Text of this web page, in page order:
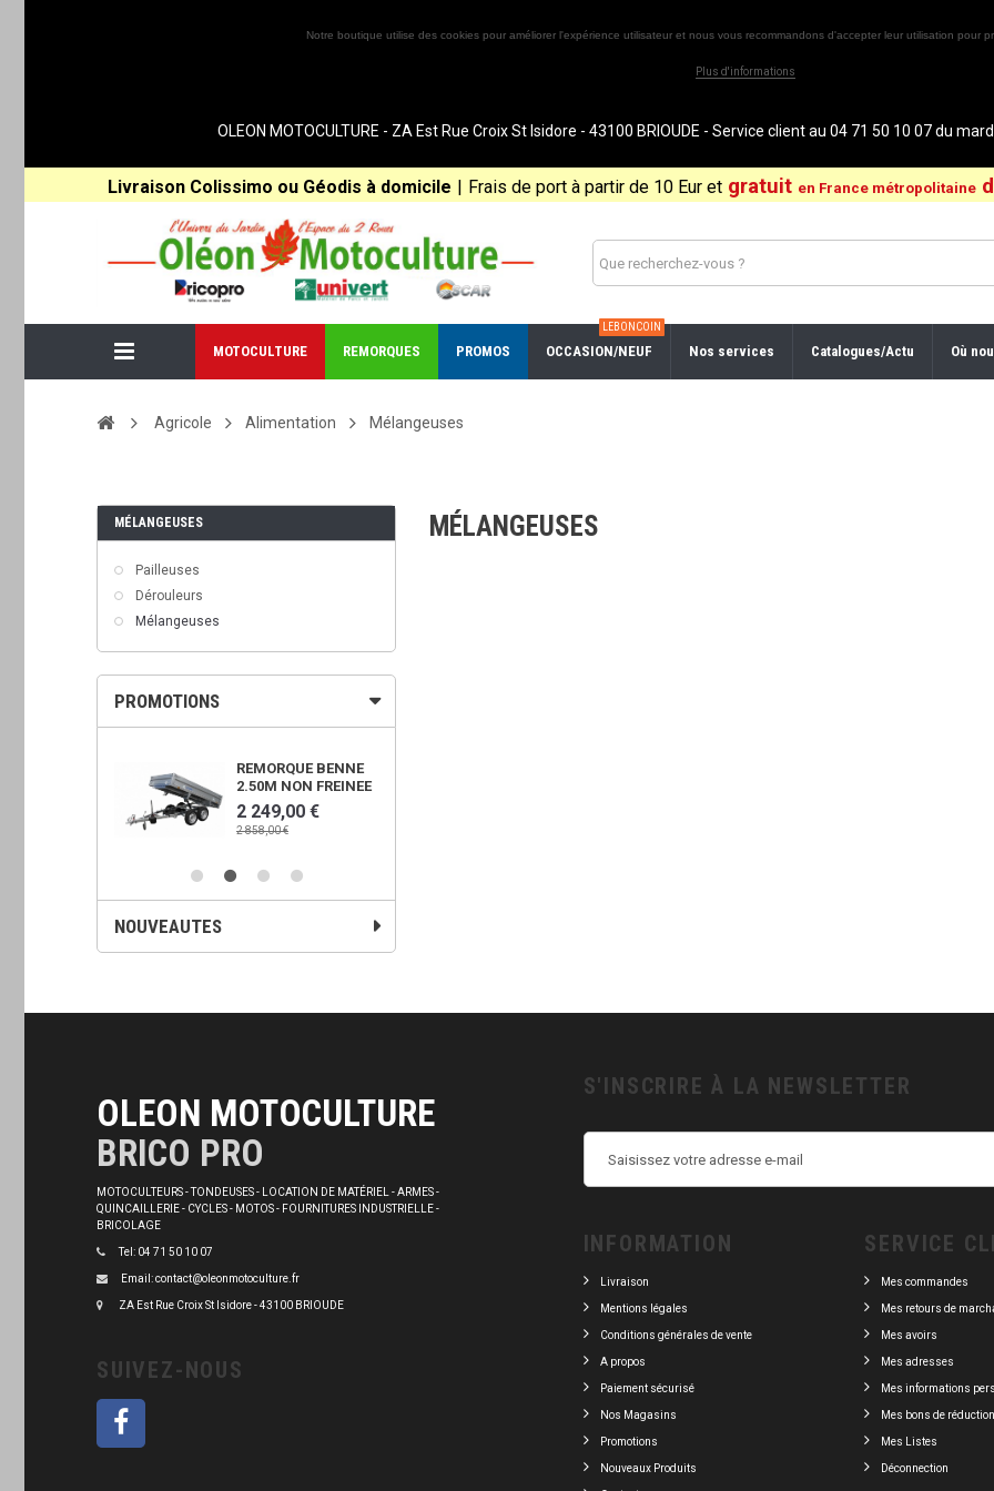
Notre boutique utilise des cookies pour améliorer l'expérience utilisateur et nous vous recommandons d'accepter leur utilisation pour
Plus d'informations
OLEON MOTOCULTURE - ZA Est Rue Croix St Isidore - 43100 BRIOUDE - Service client au 04 71 50 10 07 du
Livraison Colissimo ou Géodis à domicile | Frais de port à partir de 10 Eur et gratuit en France métropolitaine
MOTOCULTURE REMORQUES PROMOS OCCASION/NEUF
LEBONCOIN
Nos services Catalogues/Actu Où
Agricole Alimentation Mélangeuses
MÉLANGEUSES
Pailleuses
Dérouleurs
Mélangeuses
PROMOTIONS
REMORQUE BENNE
2.50M NON FREINEE
2 249,00 €
2 858,00 €
NOUVEAUTES
MÉLANGEUSES
OLEON MOTOCULTURE
BRICO PRO
MOTOCULTEURS - TONDEUSES - LOCATION DE MATÉRIEL - ARMES -
QUINCAILLERIE - CYCLES - MOTOS - FOURNITURES INDUSTRIELLE -
BRICOLAGE
Tel: 04 71 50 10 07
Email: contact@oleonmotoculture.fr
ZA Est Rue Croix St Isidore - 43100 BRIOUDE
SUIVEZ-NOUS
S'INSCRIRE À LA NEWSLETTER
INFORMATION
Livraison
Mentions légales
Conditions générales de vente
A propos
Paiement sécurisé
Nos Magasins
Promotions
Nouveaux Produits
SERVICE
Mes commandes
Mes retours de
Mes avoirs
Mes adresses
Mes informations
Mes bons de
Mes Listes
Déconnection